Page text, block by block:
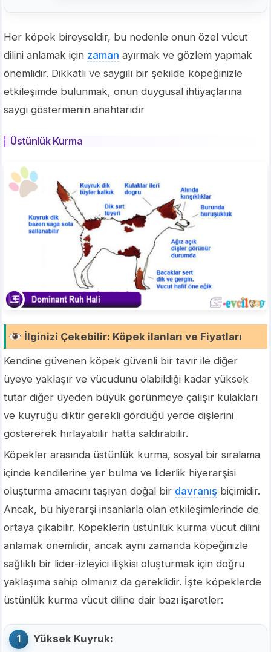
Her köpek bireyseldir, bu nedenle onun özel vücut
dilini anlamak için zaman ayırmak ve gözlem yapmak
önemlidir. Dikkatli ve saygılı bir şekilde köpeğinizle
etkileşimde bulunmak, onun duygusal ihtiyaçlarına
saygı göstermenin anahtarıdır
Üstünlük Kurma
İlginizi Çekebilir: Köpek ilanları ve Fiyatları
Kendine güvenen köpek güvenli bir tavır ile diğer
üyeye yaklaşır ve vücudunu olabildiği kadar yüksek
tutar diğer üyeden büyük görünmeye çalışır kulakları
ve kuyruğu diktir gerekli gördüğü yerde dişlerini
göstererek hırlayabilir hatta saldırabilir.
Köpekler arasında üstünlük kurma, sosyal bir sıralama
içinde kendilerine yer bulma ve liderlik hiyerarşisi
oluşturma amacını taşıyan doğal bir davranış biçimidir.
Ancak, bu hiyerarşi insanlarla olan etkileşimlerinde de
ortaya çıkabilir. Köpeklerin üstünlük kurma vücut dilini
anlamak önemlidir, ancak aynı zamanda köpeğinizle
sağlıklı bir lider-izleyici ilişkisi oluşturmak için doğru
yaklaşıma sahip olmanız da gereklidir. İşte köpeklerde
üstünlük kurma vücut diline dair bazı işaretler:
Yüksek Kuyruk: